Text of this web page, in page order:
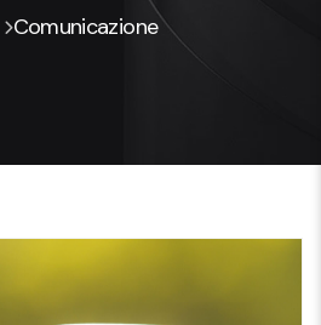
Comunicazione